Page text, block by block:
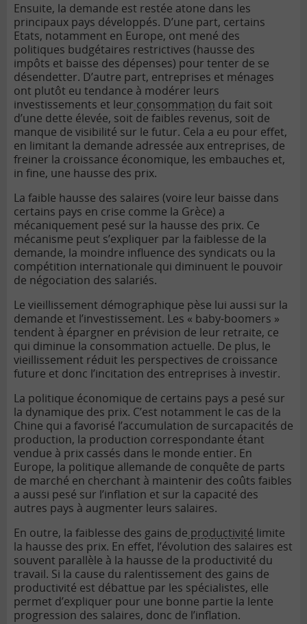
Ensuite, la demande est restée atone dans les
principaux pays développés. D’une part, certains
Etats, notamment en Europe, ont mené des
politiques budgétaires restrictives (hausse des
impôts et baisse des dépenses) pour tenter de se
désendetter. D’autre part, entreprises et ménages
ont plutôt eu tendance à modérer leurs
investissements et leur consommation du fait soit
d’une dette élevée, soit de faibles revenus, soit de
manque de visibilité sur le futur. Cela a eu pour effet,
en limitant la demande adressée aux entreprises, de
freiner la croissance économique, les embauches et,
in fine, une hausse des prix.
La faible hausse des salaires (voire leur baisse dans
certains pays en crise comme la Grèce) a
mécaniquement pesé sur la hausse des prix. Ce
mécanisme peut s’expliquer par la faiblesse de la
demande, la moindre influence des syndicats ou la
compétition internationale qui diminuent le pouvoir
de négociation des salariés.
Le vieillissement démographique pèse lui aussi sur la
demande et l’investissement. Les « baby-boomers »
tendent à épargner en prévision de leur retraite, ce
qui diminue la consommation actuelle. De plus, le
vieillissement réduit les perspectives de croissance
future et donc l’incitation des entreprises à investir.
La politique économique de certains pays a pesé sur
la dynamique des prix. C’est notamment le cas de la
Chine qui a favorisé l’accumulation de surcapacités de
production, la production correspondante étant
vendue à prix cassés dans le monde entier. En
Europe, la politique allemande de conquête de parts
de marché en cherchant à maintenir des coûts faibles
a aussi pesé sur l’inflation et sur la capacité des
autres pays à augmenter leurs salaires.
En outre, la faiblesse des gains de productivité limite
la hausse des prix. En effet, l’évolution des salaires est
souvent parallèle à la hausse de la productivité du
travail. Si la cause du ralentissement des gains de
productivité est débattue par les spécialistes, elle
permet d’expliquer pour une bonne partie la lente
progression des salaires, donc de l’inflation.